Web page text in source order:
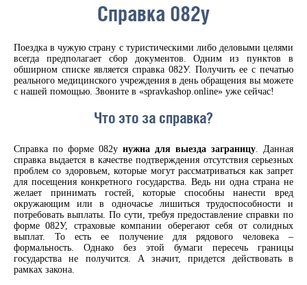
Справка 082у
Поездка в чужую страну с туристическими либо деловыми целями
всегда предполагает сбор документов. Одним из пунктов в
обширном списке является справка 082У. Получить ее с печатью
реального медицинского учреждения в день обращения вы можете
с нашей помощью. Звоните в «spravkashop.online» уже сейчас!
Что это за справка?
Справка по форме 082у нужна для выезда заграницу. Данная
справка выдается в качестве подтверждения отсутствия серьезных
проблем со здоровьем, которые могут рассматриваться как запрет
для посещения конкретного государства. Ведь ни одна страна не
желает принимать гостей, которые способны нанести вред
окружающим или в одночасье лишиться трудоспособности и
потребовать выплаты. По сути, требуя предоставление справки по
форме 082У, страховые компании оберегают себя от солидных
выплат. То есть ее получение для рядового человека –
формальность. Однако без этой бумаги пересечь границы
государства не получится. А значит, придется действовать в
рамках закона.